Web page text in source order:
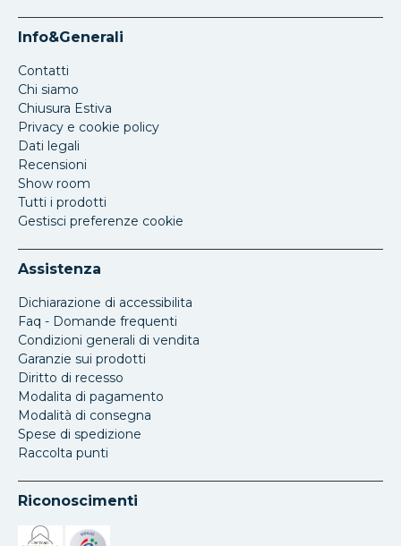
Info&Generali
Contatti
Chi siamo
Chiusura Estiva
Privacy e cookie policy
Dati legali
Recensioni
Show room
Tutti i prodotti
Gestisci preferenze cookie
Assistenza
Dichiarazione di accessibilita
Faq - Domande frequenti
Condizioni generali di vendita
Garanzie sui prodotti
Diritto di recesso
Modalita di pagamento
Modalità di consegna
Spese di spedizione
Raccolta punti
Riconoscimenti